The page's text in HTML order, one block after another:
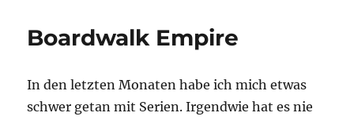
Boardwalk Empire
In den letzten Monaten habe ich mich etwas
schwer getan mit Serien. Irgendwie hat es nie